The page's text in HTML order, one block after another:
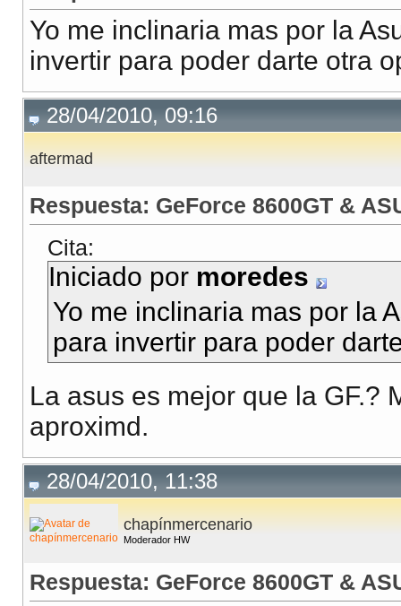
Yo me inclinaria mas por la
invertir para poder darte otra
28/04/2010, 09:16
aftermad
Respuesta: GeForce 8600GT &
Cita:
Iniciado por moredes
Yo me inclinaria mas por la
para invertir para poder
La asus es mejor que la GF.?
aproximd.
28/04/2010, 11:38
chapínmercenario
Moderador HW
Respuesta: GeForce 8600GT &